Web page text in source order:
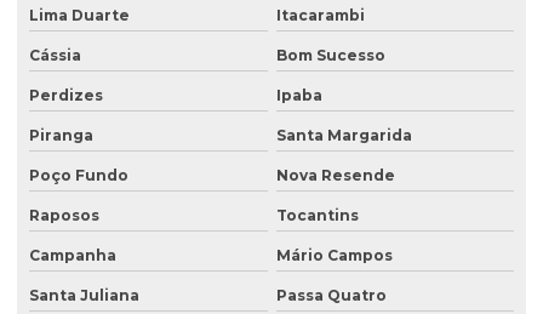
Recuperação de áreas desmatadas
Reflorestamento recuperação de áreas degradadas
Relatório de investigação de passivo ambiental
Retirada de tanque de combustível subterrâneo
Retirada de tanque subterrâneo
Retirada de tanques
Lima Duarte Itacarambi
Cássia Bom Sucesso
Perdizes Ipaba
Piranga Santa Margarida
Poço Fundo Nova Resende
Raposos Tocantins
Campanha Mário Campos
Santa Juliana Passa Quatro